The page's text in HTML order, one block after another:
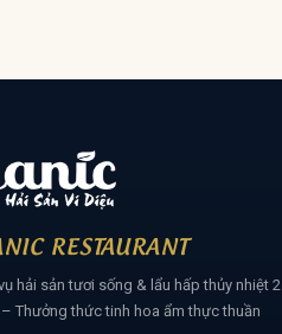
RESTAURANT
hải sản tươi sống & lẩu hấp thủy nhiệt 2
Thưởng thức tinh hoa ẩm thực thuần